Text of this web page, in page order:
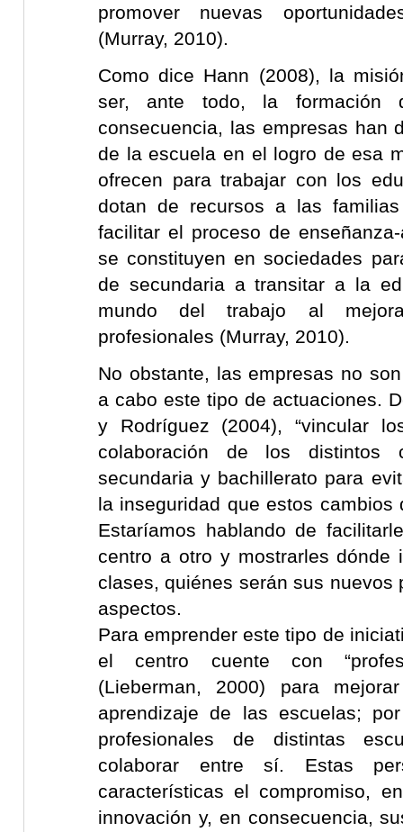
promover nuevas
(Murray, 2010).
Como dice Hann (2008), la
ser, ante todo, la formación
consecuencia, las empresas han
de la escuela en el logro de esa
ofrecen para trabajar con los
dotan de recursos a las
facilitar el proceso de
se constituyen en sociedades
de secundaria a transitar a la
mundo del trabajo al
profesionales (Murray, 2010).
No obstante, las empresas no
a cabo este tipo de actuaciones.
y Rodríguez (2004), “vincular
colaboración de los distintos
secundaria y bachillerato para
la inseguridad que estos cambios
Estaríamos hablando de
centro a otro y mostrarles dónde
clases, quiénes serán sus nuevos
aspectos.
Para emprender este tipo de
el centro cuente con
(Lieberman, 2000) para
aprendizaje de las escuelas;
profesionales de distintas
colaborar entre sí. Estas
características el compromiso,
innovación y, en consecuencia,